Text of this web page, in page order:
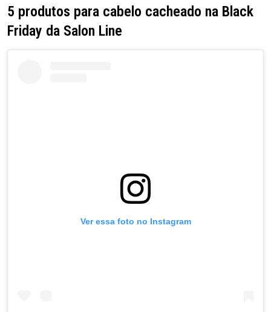
5 produtos para cabelo cacheado na Black
Friday da Salon Line
Ver essa foto no Instagram